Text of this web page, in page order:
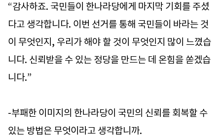
“감사하죠. 국민들이 한나라당에게 마지막 기회를 주셨
다고 생각합니다. 이번 선거를 통해 국민들이 바라는 것
이 무엇인지, 우리가 해야 할 것이 무엇인지 많이 느꼈습
니다. 신뢰받을 수 있는 정당을 만드는 데 온힘을 쏟겠습
니다.”
-부패한 이미지의 한나라당이 국민의 신뢰를 회복할 수
있는 방법은 무엇이라고 생각합니까.